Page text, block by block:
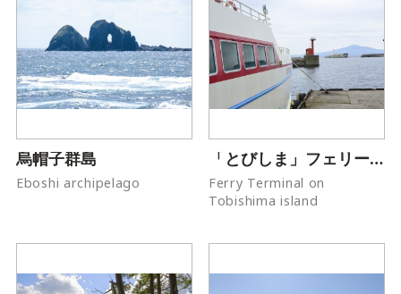
烏帽子群島
Eboshi archipelago
「とびしま」フェリーターミナル
Ferry Terminal on
Tobishima island